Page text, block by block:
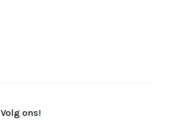
Volg ons!